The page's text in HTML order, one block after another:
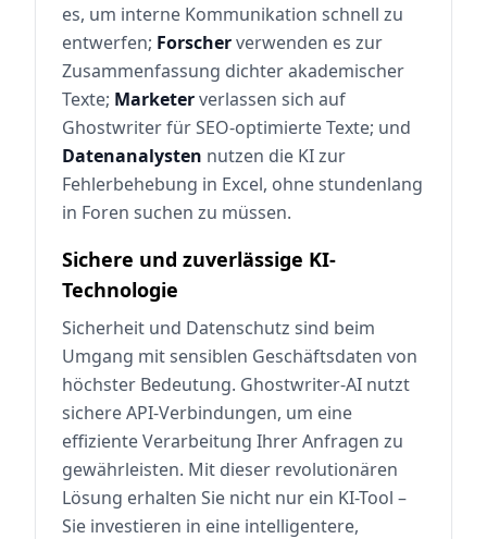
es, um interne Kommunikation schnell zu
entwerfen; Forscherverwenden es zur
Zusammenfassung dichter akademischer
Texte; Marketerverlassen sich auf
Ghostwriter für SEO-optimierte Texte; und
Datenanalysten nutzen die KI zur
Fehlerbehebung in Excel, ohne stundenlang
in Foren suchen zu müssen.
Sichere und zuverlässige KI-
Technologie
Sicherheit und Datenschutz sind beim
Umgang mit sensiblen Geschäftsdaten von
höchster Bedeutung. Ghostwriter-AI nutzt
sichere API-Verbindungen, um eine
effiziente Verarbeitung Ihrer Anfragen zu
gewährleisten. Mit dieser revolutionären
Lösung erhalten Sie nicht nur ein KI-Tool –
Sie investieren in eine intelligentere,